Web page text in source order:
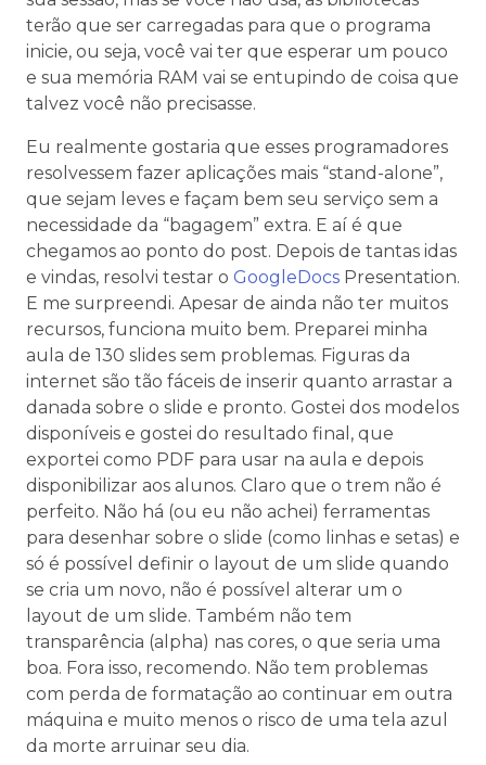
terão que ser carregadas para que o programa
inicie, ou seja, você vai ter que esperar um pouco
e sua memória RAM vai se entupindo de coisa que
talvez você não precisasse.
Eu realmente gostaria que esses programadores
resolvessem fazer aplicações mais “stand-alone”,
que sejam leves e façam bem seu serviço sem a
necessidade da “bagagem” extra. E aí é que
chegamos ao ponto do post. Depois de tantas idas
e vindas, resolvi testar o GoogleDocs Presentation.
E me surpreendi. Apesar de ainda não ter muitos
recursos, funciona muito bem. Preparei minha
aula de 130 slides sem problemas. Figuras da
internet são tão fáceis de inserir quanto arrastar a
danada sobre o slide e pronto. Gostei dos modelos
disponíveis e gostei do resultado final, que
exportei como PDF para usar na aula e depois
disponibilizar aos alunos. Claro que o trem não é
perfeito. Não há (ou eu não achei) ferramentas
para desenhar sobre o slide (como linhas e setas) e
só é possível definir o layout de um slide quando
se cria um novo, não é possível alterar um o
layout de um slide. Também não tem
transparência (alpha) nas cores, o que seria uma
boa. Fora isso, recomendo. Não tem problemas
com perda de formatação ao continuar em outra
máquina e muito menos o risco de uma tela azul
da morte arruinar seu dia.